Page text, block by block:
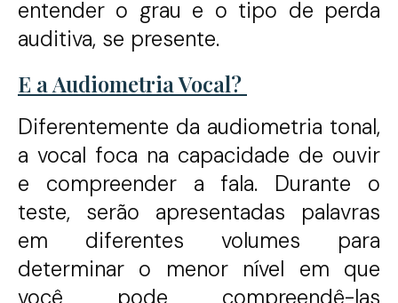
entender o grau e o tipo de perda
auditiva, se presente.
E a Audiometria Vocal?
Diferentemente da audiometria tonal,
a vocal foca na capacidade de ouvir
e compreender a fala. Durante o
teste, serão apresentadas palavras
em diferentes volumes para
determinar o menor nível em que
você pode compreendê-las